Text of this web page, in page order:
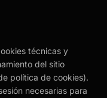
técnicas y
del sitio
política de cookies).
necesarias para